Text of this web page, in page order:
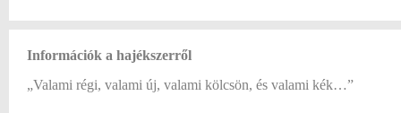
Információk a hajékszerről
„Valami régi, valami új, valami kölcsön, és valami kék…”